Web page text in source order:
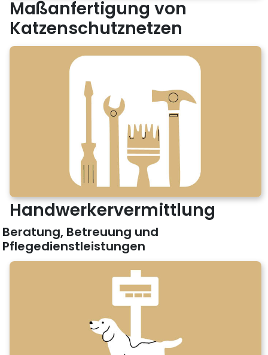
Maßanfertigung von
Katzenschutznetzen
Handwerkervermittlung
Beratung, Betreuung und
Pflegedienstleistungen